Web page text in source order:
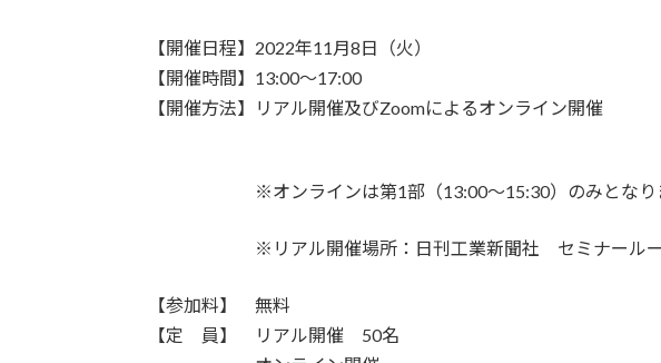
【開催日程】2022年11月8日（火）
【開催時間】13:00～17:00
【開催方法】リアル開催及びZoomによるオンライン開催
※オンラインは第1部（13:00～15:30）のみとなりま
※リアル開催場所：日刊工業新聞社 セミナールーム（
【参加料】 無料
【定 員】 リアル開催 50名